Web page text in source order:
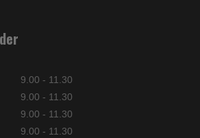
9.00 - 11.30
9.00 - 11.30
9.00 - 11.30
9.00 - 11.30